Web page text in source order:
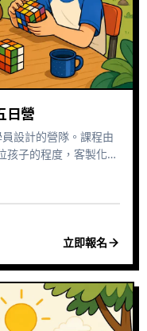
日營
設計的營隊。課程由
孩子的程度，客製化安
空間推理與問題解決
還有模擬綜合能力認
立即報名